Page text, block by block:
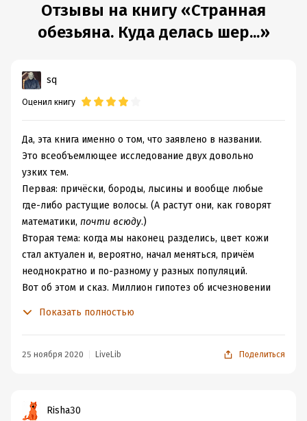
Отзывы на книгу «Странная
обезьяна. Куда делась шер...»
sq
Оценил книгу
Да, эта книга именно о том, что заявлено в названии.
Это всеобъемлющее исследование двух довольно
узких тем.
Первая: причёски, бороды, лысины и вообще любые
где-либо растущие волосы. (А растут они, как говорят
математики, почти всюду.)
Вторая тема: когда мы наконец разделись, цвет кожи
стал актуален и, вероятно, начал меняться, причём
неоднократно и по-разному у разных популяций.
Вот об этом и сказ. Миллион гипотез об исчезновении
поспойлерить.
гипотеза, я немедленно кое-что вспомню. Ну и,
Показать полностью
25 ноября 2020 LiveLib Поделиться
Risha30